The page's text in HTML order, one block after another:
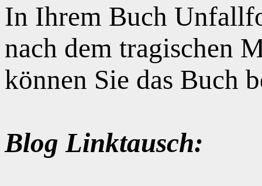
In Ihrem Buch
nach dem tragischen
können Sie das Buch
Blog Linktausch: